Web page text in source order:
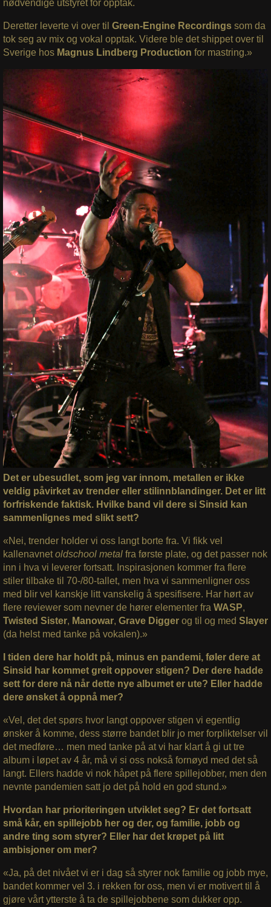
nødvendige utstyret for opptak.
Deretter leverte vi over til Green-Engine Recordingssom da
tok seg av mix og vokal opptak. Videre ble det shippet over til
Sverige hos Magnus Lindberg Production for mastring.»
Det er ubesudlet, som jeg var innom, metallen er ikke
veldig påvirket av trender eller stilinnblandinger. Det er litt
forfriskende faktisk. Hvilke band vil dere si Sinsid kan
sammenlignes med slikt sett?
«Nei, trender holder vi oss langt borte fra. Vi fikk vel
kallenavnetoldschool metal fra første plate, og det passer nok
inn i hva vi leverer fortsatt. Inspirasjonen kommer fra flere
stiler tilbake til 70-/80-tallet, men hva vi sammenligner oss
med blir vel kanskje litt vanskelig å spesifisere. Har hørt av
flere reviewer som nevner de hører elementer fra WASP,
Twisted Sister, Manowar, Grave Diggerog til og med Slayer
(da helst med tanke på vokalen).»
I tiden dere har holdt på, minus en pandemi, føler dere at
Sinsid har kommet greit oppover stigen? Der dere hadde
sett for dere nå når dette nye albumet er ute? Eller hadde
dere ønsket å oppnå mer?
«Vel, det det spørs hvor langt oppover stigen vi egentlig
ønsker å komme, dess større bandet blir jo mer forpliktelser vil
det medføre… men med tanke på at vi har klart å gi ut tre
album i løpet av 4 år, må vi si oss nokså fornøyd med det så
langt. Ellers hadde vi nok håpet på flere spillejobber, men den
nevnte pandemien satt jo det på hold en god stund.»
Hvordan har prioriteringen utviklet seg? Er det fortsatt
små kår, en spillejobb her og der, og familie, jobb og
andre ting som styrer? Eller har det krøpet på litt
ambisjoner om mer?
«Ja, på det nivået vi er i dag så styrer nok familie og jobb mye,
bandet kommer vel 3. i rekken for oss, men vi er motivert til å
gjøre vårt ytterste å ta de spillejobbene som dukker opp.